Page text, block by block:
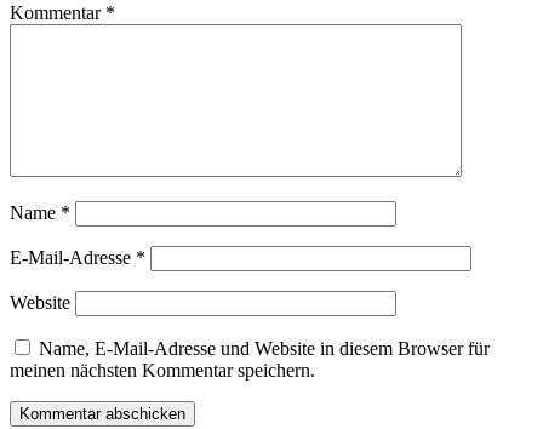
Kommentar *
Name *
E-Mail-Adresse *
Website
Name, E-Mail-Adresse und Website in diesem Browser für
meinen nächsten Kommentar speichern.